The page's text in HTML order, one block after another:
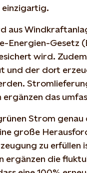
einzigartig.
aus
Energien-Gesetz
wird.
und der dort
das
Strom genau
große
zu erfüllen
ergänzen die